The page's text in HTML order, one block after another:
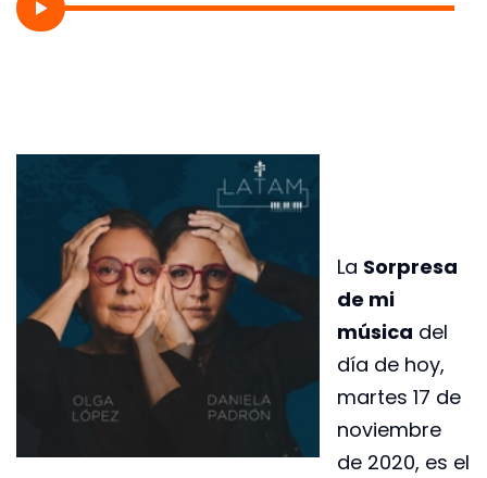
La Sorpresa
de mi
música del
día de hoy,
martes 17 de
noviembre
de 2020, es el